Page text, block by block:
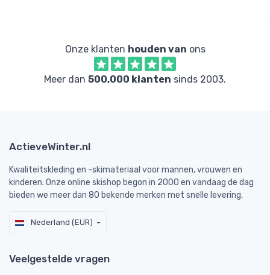
Onze klanten houden van ons
Meer dan 500,000 klanten sinds 2003.
ActieveWinter.nl
Kwaliteitskleding en -skimateriaal voor mannen, vrouwen en
kinderen. Onze online skishop begon in 2000 en vandaag de dag
bieden we meer dan 80 bekende merken met snelle levering.
Nederland (EUR)
Veelgestelde vragen